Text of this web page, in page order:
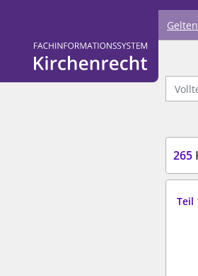
Logo Fachinformationssystem
265
Teil